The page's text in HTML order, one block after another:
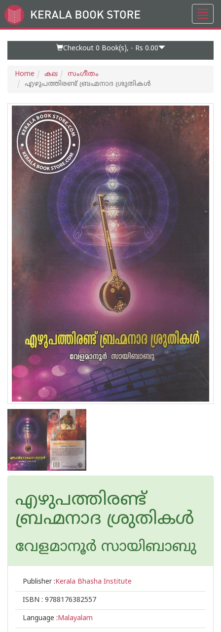
Go
to
Checkout 0 Book(s), - Rs 0.00
Home കല
സംഗീതം
എഴുപത്തിരണ്ട് ബ്രഹ്മനാദ ശ്രുതികള്‍
എഴുപത്തിരണ്ട്
ബ്രഹ്മനാദ ശ്രുതികള്‍
വേളമാനൂര്‍ സായിബാബു
Publisher :Kerala Bhasha Institute
ISBN : 9788176382557
Language :Malayalam